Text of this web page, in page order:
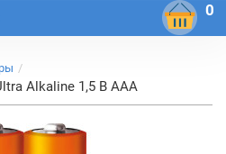
0
Alkaline 1,5 В ААА